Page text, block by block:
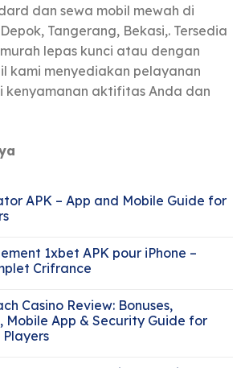
dan sewa mobil mewah di
Tangerang, Bekasi,. Tersedia
lepas kunci atau dengan
kami menyediakan pelayanan
kenyamanan aktifitas Anda dan
APK – App and Mobile Guide for
1xbet APK pour iPhone –
Crifrance
Casino Review: Bonuses,
Mobile App & Security Guide for